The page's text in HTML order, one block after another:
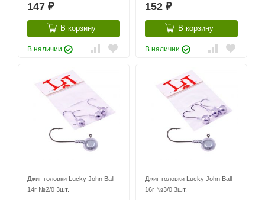
147 ₽
В корзину
В наличии
152 ₽
В корзину
В наличии
Джиг-головки Lucky John Ball
14г №2/0 3шт.
Джиг-головки Lucky John Ball
16г №3/0 3шт.